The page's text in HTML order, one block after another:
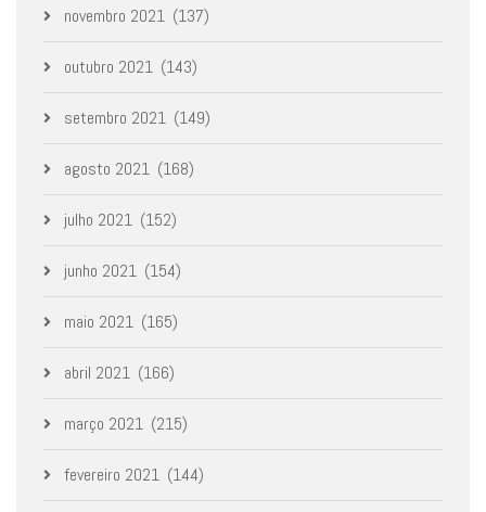
novembro 2021 (137)
outubro 2021 (143)
setembro 2021 (149)
agosto 2021 (168)
julho 2021 (152)
junho 2021 (154)
maio 2021 (165)
abril 2021 (166)
março 2021 (215)
fevereiro 2021 (144)